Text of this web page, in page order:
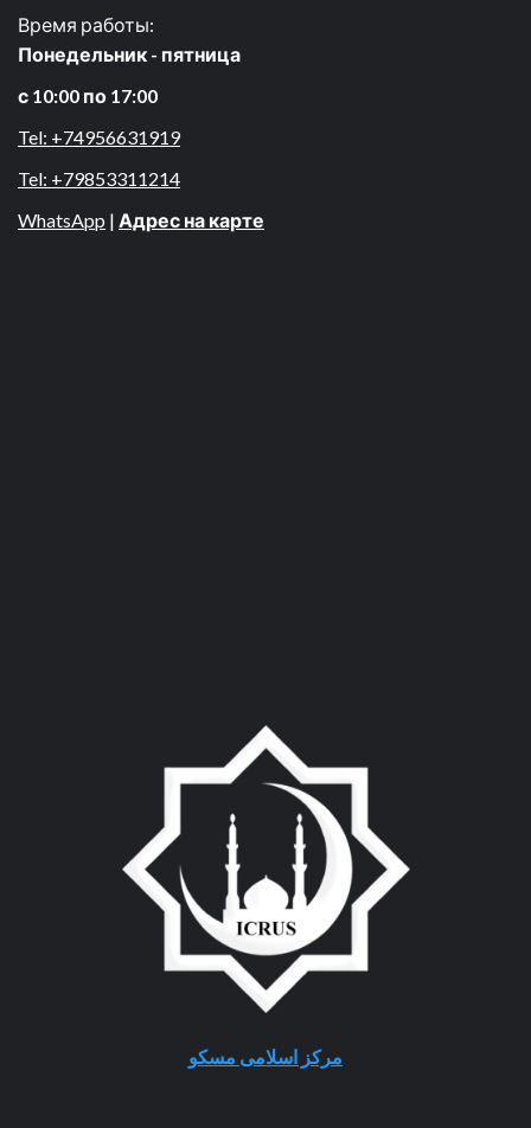
Время работы:
Понедельник - пятница
с 10:00 по 17:00
Tel: +74956631919
Tel: +79853311214
WhatsApp | Адрес на карте
مرکز اسلامی مسکو